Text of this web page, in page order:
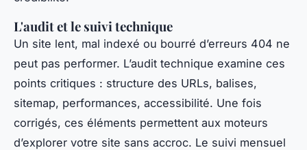
L'audit et le suivi technique
Un site lent, mal indexé ou bourré d’erreurs 404 ne
peut pas performer. L’audit technique examine ces
points critiques : structure des URLs, balises,
sitemap, performances, accessibilité. Une fois
corrigés, ces éléments permettent aux moteurs
d’explorer votre site sans accroc. Le suivi mensuel